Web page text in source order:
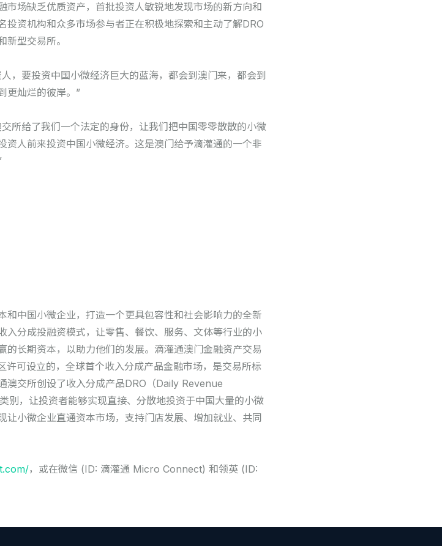
场缺乏优质资产，首批投资人敏锐地发现市场的新方向和
资机构和众多市场参与者正在积极地探索和主动了解DRO
型交易所。
，要投资中国小微经济巨大的蓝海，都会到澳门来，都会到
更灿烂的彼岸。”
所给了我们一个法定的身份，让我们把中国零零散散的小微
人前来投资中国小微经济。这是澳门给予滴灌通的一个非
和中国小微企业，打造一个更具包容性和社会影响力的全新
入分成投融资模式，让零售、餐饮、服务、文体等行业的小
长期资本，以助力他们的发展。滴灌通澳门金融资产交易
可设立的，全球首个收入分成产品金融市场，是交易所标
澳交所创设了收入分成产品DRO（Daily Revenue
别，让投资者能够实现直接、分散地投资于中国大量的小微
小微企业直通资本市场，支持门店发展、增加就业、共同
，或在微信 (ID: 滴灌通 Micro Connect) 和领英 (ID: